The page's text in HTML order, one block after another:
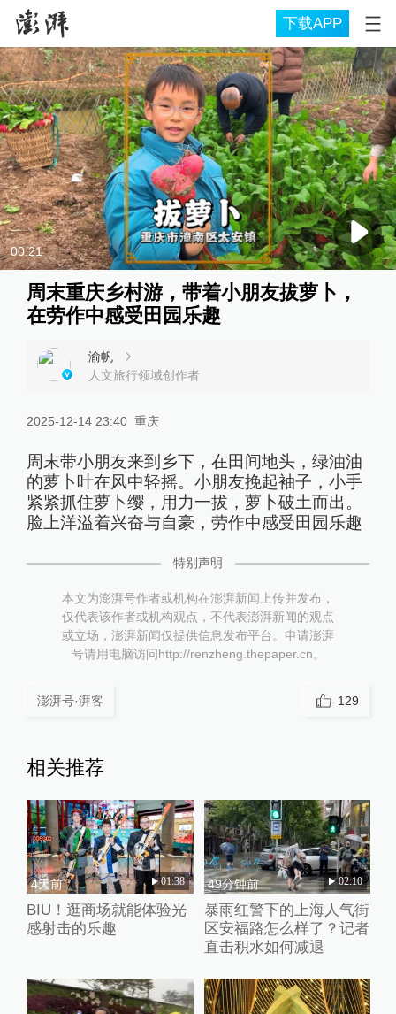
下载APP
00:21
周末重庆乡村游，带着小朋友拔萝卜，
在劳作中感受田园乐趣
渝帆
人文旅行领域创作者
2025-12-14 23:40 重庆
周末带小朋友来到乡下，在田间地头，绿油油
的萝卜叶在风中轻摇。小朋友挽起袖子，小手
紧紧抓住萝卜缨，用力一拔，萝卜破土而出。
脸上洋溢着兴奋与自豪，劳作中感受田园乐趣
特别声明
本文为澎湃号作者或机构在澎湃新闻上传并发布，
仅代表该作者或机构观点，不代表澎湃新闻的观点
或立场，澎湃新闻仅提供信息发布平台。申请澎湃
号请用电脑访问http://renzheng.thepaper.cn。
澎湃号·湃客 129
相关推荐
4天前 01:38
BIU！逛商场就能体验光
感射击的乐趣
49分钟前 02:10
暴雨红警下的上海人气街
区安福路怎么样了？记者
直击积水如何减退